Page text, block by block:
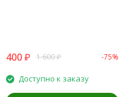
400₽ 1 600₽ -75%
Доступно к заказу